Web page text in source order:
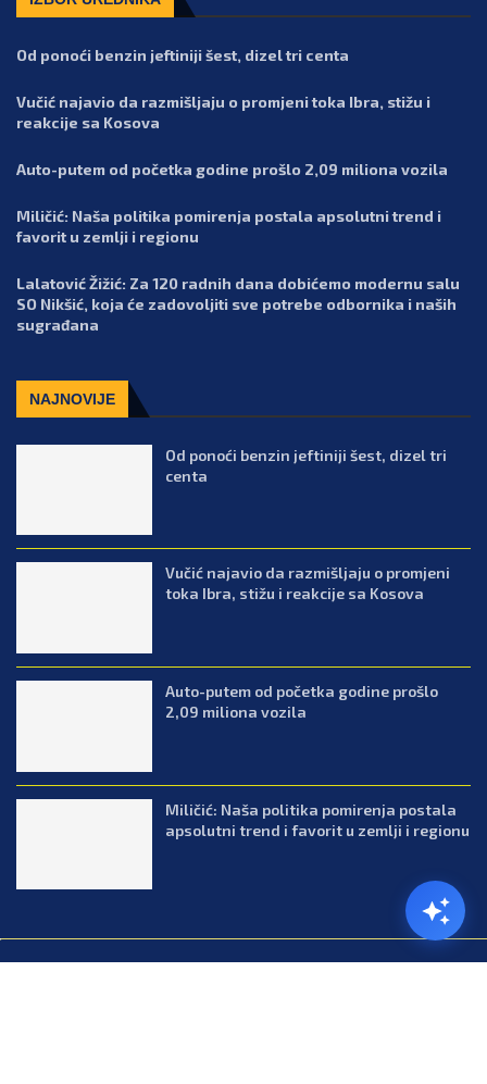
Od ponoći benzin jeftiniji šest, dizel tri centa
Vučić najavio da razmišljaju o promjeni toka Ibra, stižu i
reakcije sa Kosova
Auto-putem od početka godine prošlo 2,09 miliona vozila
Miličić: Naša politika pomirenja postala apsolutni trend i
favorit u zemlji i regionu
Lalatović Žižić: Za 120 radnih dana dobićemo modernu salu
SO Nikšić, koja će zadovoljiti sve potrebe odbornika i naših
sugrađana
NAJNOVIJE
Od ponoći benzin jeftiniji šest, dizel tri
centa
Vučić najavio da razmišljaju o promjeni
toka Ibra, stižu i reakcije sa Kosova
Auto-putem od početka godine prošlo
2,09 miliona vozila
Miličić: Naša politika pomirenja postala
apsolutni trend i favorit u zemlji i regionu